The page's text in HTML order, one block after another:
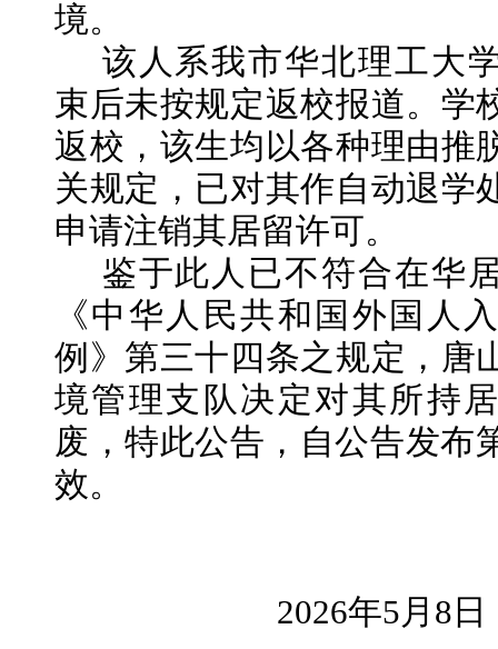
境。
该人系我市华北理工大
束后未按规定返校报道。学
返校，该生均以各种理由推
关规定，已对其作自动退学
申请注销其居留许可。
鉴于此人已不符合在华
《中华人民共和国外国人
例》第三十四条之规定，唐
境管理支队决定对其所持
废，特此公告，自公告发布
效。
2026年5月8日